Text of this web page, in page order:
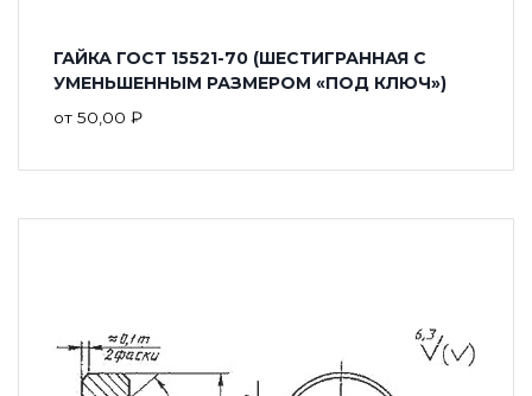
ГАЙКА ГОСТ 15521-70 (ШЕСТИГРАННАЯ С
УМЕНЬШЕННЫМ РАЗМЕРОМ «ПОД КЛЮЧ»)
от 50,00 ₽